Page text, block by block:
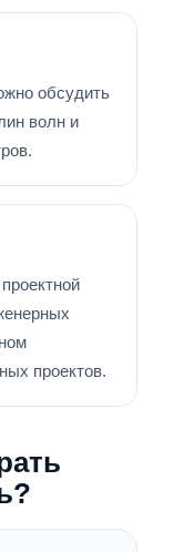
обсудить
волн и
проектов.